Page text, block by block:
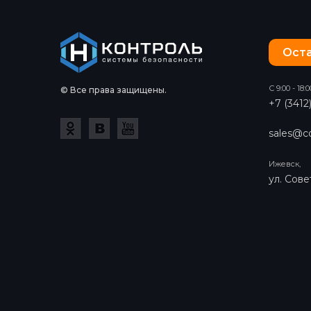
© Все права защищены. С 9:00 -
+7
Ижевск,
ул.